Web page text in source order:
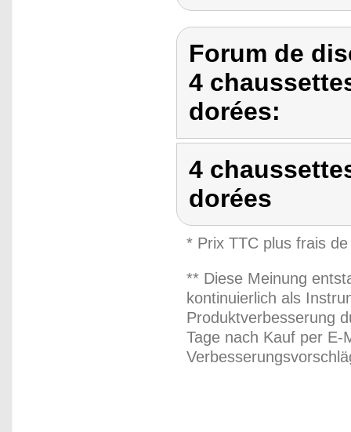
Forum de
4
dorées:
4
dorées
* Prix TTC plus frais
** Diese Meinung
kontinuierlich als
Produktverbesserung
Tage nach Kauf per E-